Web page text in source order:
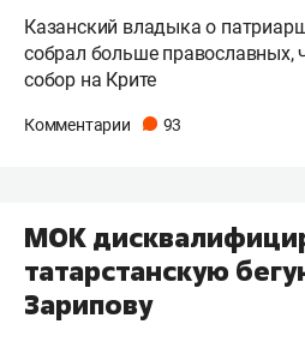
Казанский владыка о
собрал больше православных,
собор на Крите
Комментарии 93
МОК
татарстанскую
Зарипову